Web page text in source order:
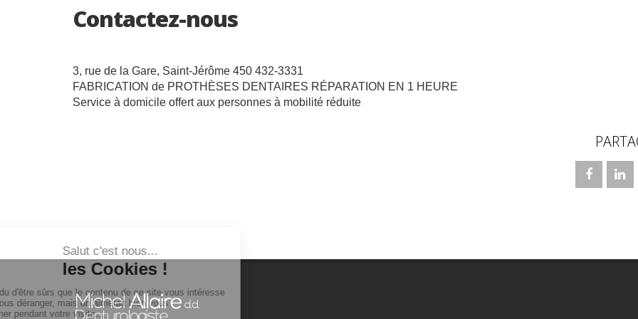
Contactez-nous
3, rue de la Gare, Saint-Jérôme 450 432-3331
FABRICATION de PROTHÈSES DENTAIRES RÉPARATION EN 1 HEURE
Service à domicile offert aux personnes à mobilité réduite